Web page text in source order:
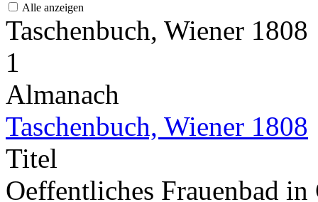
Alle anzeigen
Taschenbuch, Wiener 1808
1
Almanach
Taschenbuch, Wiener 1808
Titel
Oeffentliches Frauenbad